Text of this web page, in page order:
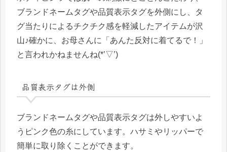
ブランドネームタグや品質表示タグを外側にし、タ
グ当たりによるチクチク感を軽減したアイテムが沢
山♪確かに、お母さんに「あんた反対に着てるで！」
と言われかねませんね(*’▽’)
品質表示タグは外側
ブランドネームタグや品質表示タグは外しやすいよ
うピンク色の糸にしています。ハサミやリッパーで
簡単に取り除くことができます。